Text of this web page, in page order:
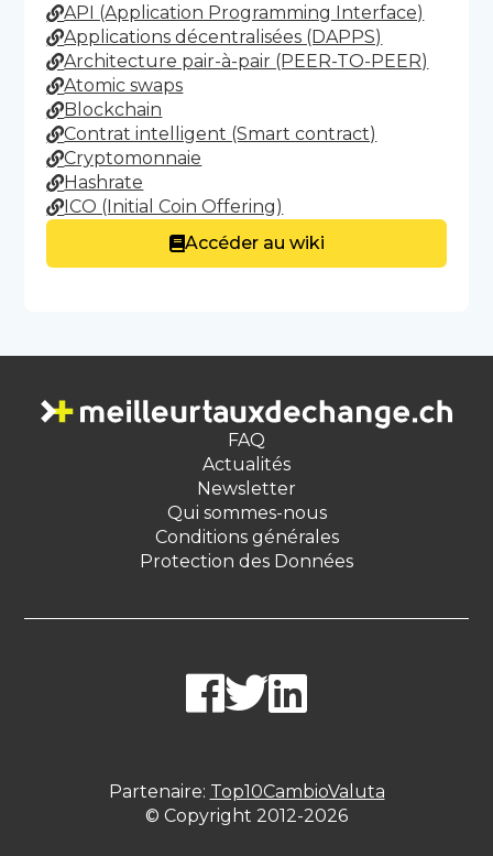
API (Application Programming Interface)
Applications décentralisées (DAPPS)
Architecture pair-à-pair (PEER-TO-PEER)
Atomic swaps
Blockchain
Contrat intelligent (Smart contract)
Cryptomonnaie
Hashrate
ICO (Initial Coin Offering)
Accéder au wiki
FAQ
Actualités
Newsletter
Qui sommes-nous
Conditions générales
Protection des Données
Partenaire: Top10CambioValuta
© Copyright 2012-2026